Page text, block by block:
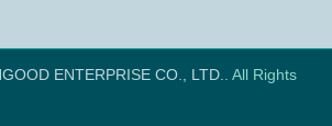
ENTERPRISE CO., LTD.. All Rights